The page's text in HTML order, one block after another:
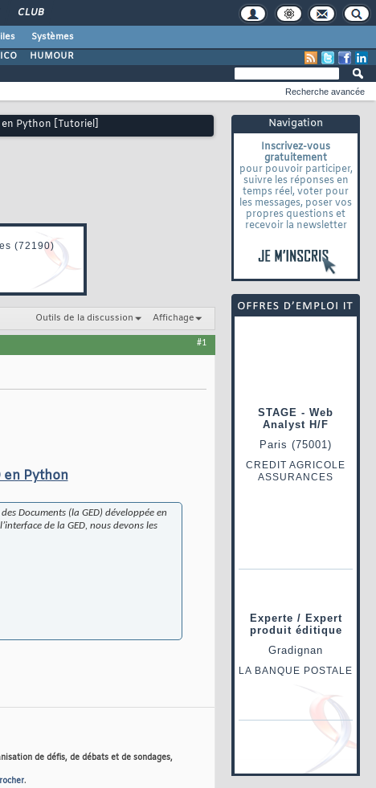
CLUB
Systèmes
HUMOUR
Navigation
Inscrivez-vous
gratuitement
pour pouvoir participer,
suivre les réponses en
temps réel, voter pour
les messages, poser vos
propres questions et
recevoir la newsletter
Recherche avancée
en Python [Tutoriel]
Outils de la discussion Affichage
#1
en Python
Documents (la GED) développée en
de la GED, nous devons les
de défis, de débats et de sondages,
.